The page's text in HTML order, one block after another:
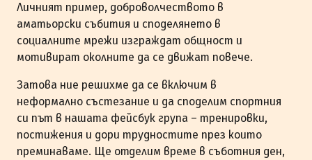
Личният пример, доброволчеството в
аматьорски събития и споделянето в
социалните мрежи изграждат общност и
мотивират околните да се движат повече.
Затова ние решихме да се включим в
неформално състезание и да споделим спортния
си път в нашата фейсбук група – тренировки,
постижения и дори трудностите през които
преминаваме. Ще отделим време в съботния ден,